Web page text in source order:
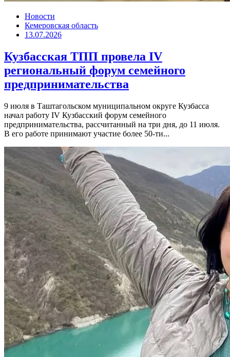
Новости
Кемеровская область
13.07.2026
Кузбасская ТПП провела IV
региональный форум семейного
предпринимательства
9 июля в Таштагольском муниципальном округе Кузбасса
начал работу IV Кузбасский форум семейного
предпринимательства, рассчитанный на три дня, до 11 июля.
В его работе принимают участие более 50-ти...